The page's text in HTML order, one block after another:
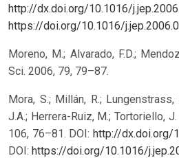
http://dx.doi.org/10.1016/
https://doi.org/10.1016/
Moreno, M.; Alvarado, F.D.;
Sci. 2006, 79, 79–87.
Mora, S.; Millán, R.;
J.A.; Herrera-Ruiz, M.; Tortoriello,
106, 76–81. DOI: http://dx.doi.org/
DOI: https://doi.org/10.1016/